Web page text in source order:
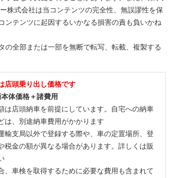
株式会社は当コンテンツの完全性、無誤謬性を保
ンテンツに起因するいかなる損害の責も負いかね
の全部または一部を無断で転写、転載、複製する
店頭乗り出し価格です
体価格＋諸費用
店頭納車を前提にしています。自宅への納車
は、別途納車費用がかかります
支局以外で登録する際や、車の定置場所、登
税金の額が異なる場合があります。詳しくは販
車検を取得するために必要な費用も含まれて